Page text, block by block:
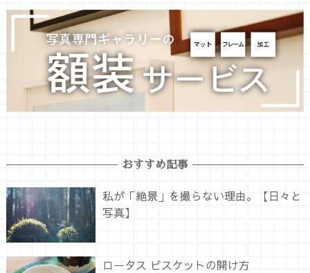
おすすめ記事
私が「絶景」を撮らない理由。【日々と
写真】
ロータス ビスケットの開け方